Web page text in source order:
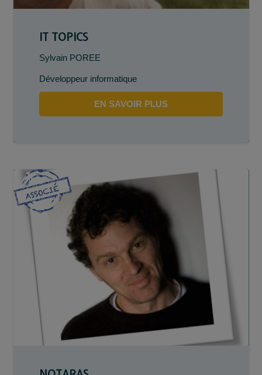
IT TOPICS
Sylvain POREE
Développeur informatique
EN SAVOIR PLUS